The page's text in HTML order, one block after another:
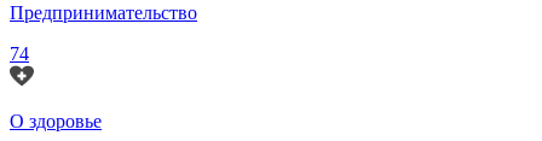
Предпринимательство
74
О здоровье